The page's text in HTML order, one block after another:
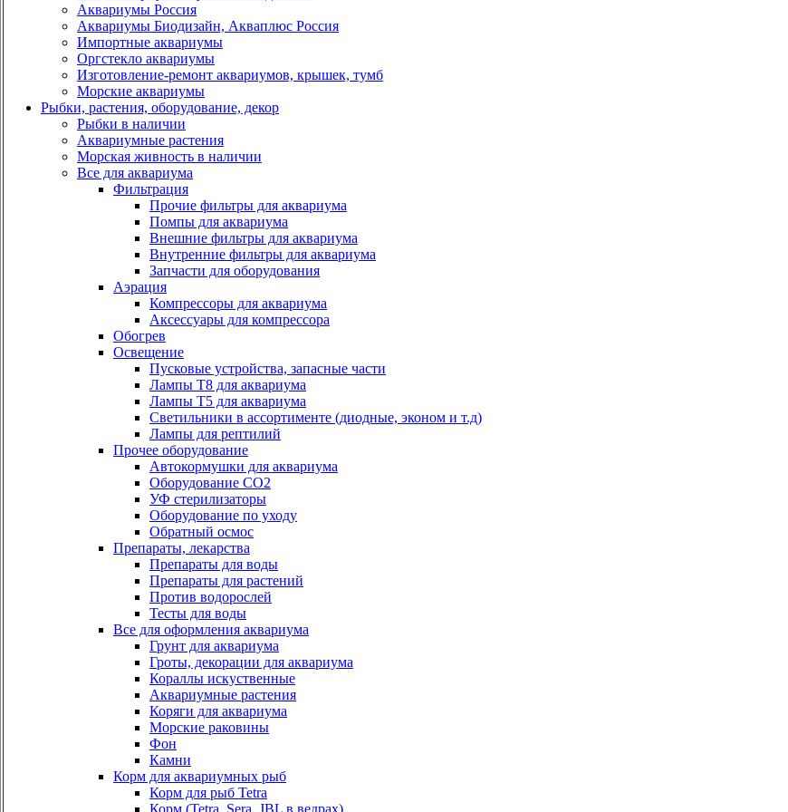
Аквариумы Россия
Аквариумы Биодизайн, Акваплюс Россия
Импортные аквариумы
Оргстекло аквариумы
Изготовление-ремонт аквариумов, крышек, тумб
Морские аквариумы
Рыбки, растения, оборудование, декор
Рыбки в наличии
Аквариумные растения
Морская живность в наличии
Все для аквариума
Фильтрация
Прочие фильтры для аквариума
Помпы для аквариума
Внешние фильтры для аквариума
Внутренние фильтры для аквариума
Запчасти для оборудования
Аэрация
Компрессоры для аквариума
Аксессуары для компрессора
Обогрев
Освещение
Пусковые устройства, запасные части
Лампы Т8 для аквариума
Лампы Т5 для аквариума
Светильники в ассортименте (диодные, эконом и т.д)
Лампы для рептилий
Прочее оборудование
Автокормушки для аквариума
Оборудование СО2
УФ стерилизаторы
Оборудование по уходу
Обратный осмос
Препараты, лекарства
Препараты для воды
Препараты для растений
Против водорослей
Тесты для воды
Все для оформления аквариума
Грунт для аквариума
Гроты, декорации для аквариума
Кораллы искуственные
Аквариумные растения
Коряги для аквариума
Морские раковины
Фон
Камни
Корм для аквариумных рыб
Корм для рыб Tetra
Корм (Tetra, Sera, JBL в ведрах)